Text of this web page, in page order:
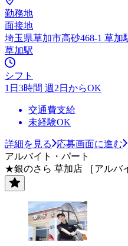
勤務地
面接地
埼玉県草加市高砂468-1 草加
草加駅
シフト
1日3時間 週2日からOK
交通費支給
未経験OK
詳細を見る
応募画面に進む
アルバイト・パート
★銀のさら 草加店 ［アルバ